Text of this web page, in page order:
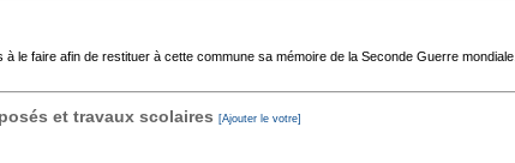
le faire afin de restituer à cette commune sa mémoire de la Seconde Guerre mondiale.
et travaux scolaires [Ajouter le votre]